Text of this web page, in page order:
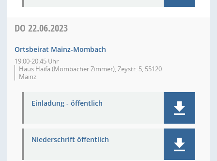
DO 22.06.2023
Ortsbeirat Mainz-Mombach
19:00-20:45 Uhr
Haus Haifa (Mombacher Zimmer), Zeystr. 5, 55120
Mainz
Einladung - öffentlich
Niederschrift öffentlich